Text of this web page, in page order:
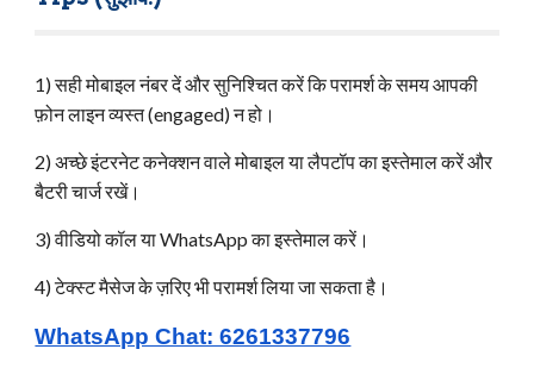
1) सही मोबाइल नंबर दें और सुनिश्चित करें कि परामर्श के समय आपकी
फ़ोन लाइन व्यस्त (engaged) न हो।
2) अच्छे इंटरनेट कनेक्शन वाले मोबाइल या लैपटॉप का इस्तेमाल करें और
बैटरी चार्ज रखें।
3) वीडियो कॉल या WhatsApp का इस्तेमाल करें।
4) टेक्स्ट मैसेज के ज़रिए भी परामर्श लिया जा सकता है।
WhatsApp Chat: 6261337796